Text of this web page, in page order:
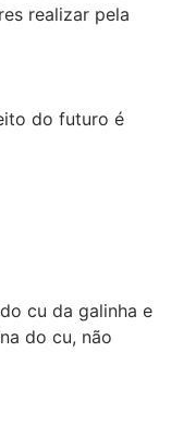
realizar pela
do futuro é
cu da galinha e
do cu, não